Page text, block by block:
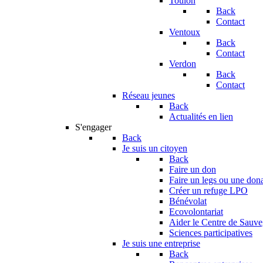
Back
Contact
Ventoux
Back
Contact
Verdon
Back
Contact
Réseau jeunes
Back
Actualités en lien
S'engager
Back
Je suis un citoyen
Back
Faire un don
Faire un legs ou une
Créer un refuge LPO
Bénévolat
Ecovolontariat
Aider le Centre de
Sciences participatives
Je suis une entreprise
Back